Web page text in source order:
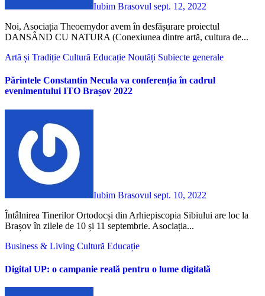
Iubim Brasovul sept. 12, 2022
Noi, Asociația Theoemydor avem în desfășurare proiectul
DANSÂND CU NATURA (Conexiunea dintre artă, cultura de...
Artă și Tradiție Cultură Educație Noutăți Subiecte generale
Părintele Constantin Necula va conferenția în cadrul
evenimentului ITO Brașov 2022
Iubim Brasovul sept. 10, 2022
Întâlnirea Tinerilor Ortodocși din Arhiepiscopia Sibiului are loc la
Brașov în zilele de 10 și 11 septembrie. Asociația...
Business & Living Cultură Educație
Digital UP: o campanie reală pentru o lume digitală